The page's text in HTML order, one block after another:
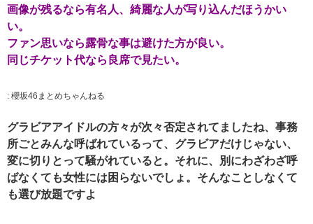
画像が残るなら有名人、綺麗な人が写り込んだほうかい
い。
ファン思いなら露骨な事は避けた方が良い。
同じチケット代なら良席で見たい。
: 櫻坂46まとめちゃんねる
グラビアアイドルの方々が次々否定されてましたね、事務
所ごとみんな呼ばれているって、グラビアだけじゃない、
変に切りとって騒がれていると。それに、別にわざわざ呼
ばなくても女性には困らないでしょ。そんなことしなくて
も選び放題ですよ